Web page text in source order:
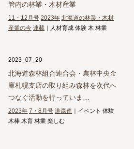
管内の林業・木材産業
11・12月号 2023年 北海道の林業・木材
産業の今 連載 ｜人材育成 体験 木 林業
2023_07_20
北海道森林組合連合会・農林中央金
庫札幌支店の取り組み森林を次代へ
つなぐ活動を行っていま…
2023年 7・8月号 道森連 ｜イベント 体験
木棒 木育 林業 楽しむ